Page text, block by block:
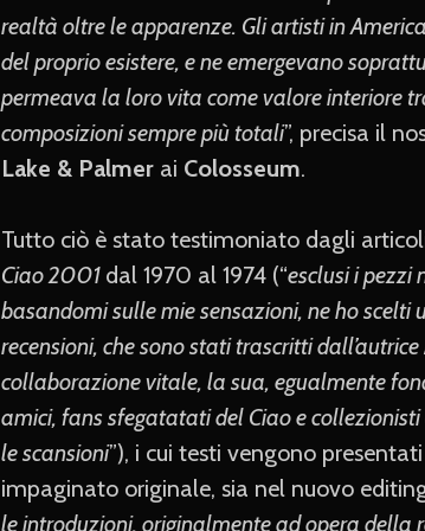
realtà oltre le apparenze. Gli artisti in
del proprio esistere, e ne emergevano
permeava la loro vita come valore interiore
composizioni sempre più totali”, precisa il
Lake & Palmer ai Colosseum.
Tutto ciò è stato testimoniato dagli
Ciao 2001 dal 1970 al 1974 (“esclusi i pezzi
basandomi sulle mie sensazioni, ne ho
recensioni, che sono stati trascritti dall’autrice
collaborazione vitale, la sua, egualmente
amici, fans sfegatatati del Ciao e
le scansioni”), i cui testi vengono
impaginato originale, sia nel nuovo
le introduzioni, originalmente ad opera della